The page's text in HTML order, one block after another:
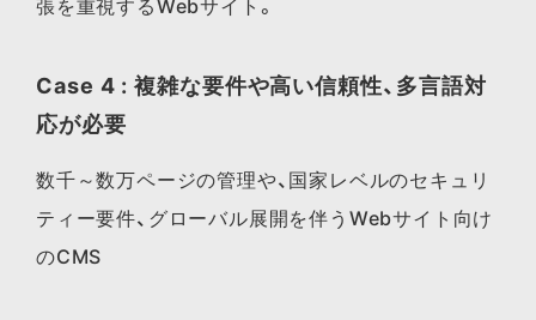
張を重視するWebサイト。
Case 4 : 複雑な要件や高い信頼性、多言語対
応が必要
数千～数万ページの管理や、国家レベルのセキュリ
ティー要件、グローバル展開を伴うWebサイト向け
のCMS